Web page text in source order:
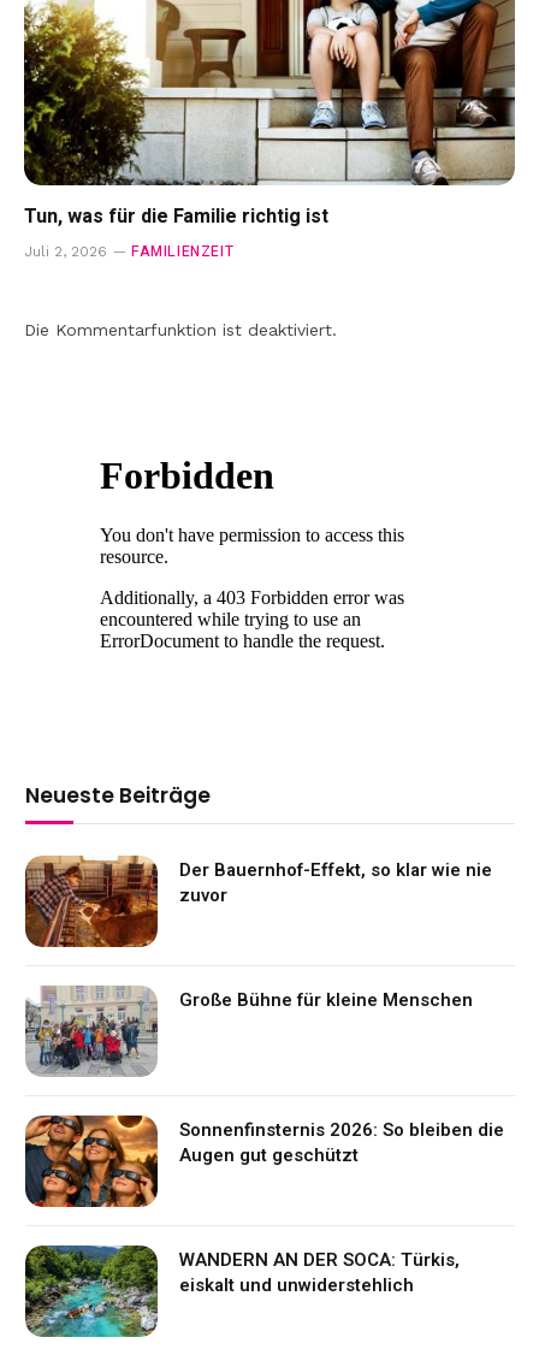
Tun, was für die Familie richtig ist
Juli 2, 2026 FAMILIENZEIT
Die Kommentarfunktion ist deaktiviert.
Neueste Beiträge
Der Bauernhof-Effekt, so klar wie nie
zuvor
Große Bühne für kleine Menschen
Sonnenfinsternis 2026: So bleiben die
Augen gut geschützt
WANDERN AN DER SOCA: Türkis,
eiskalt und unwiderstehlich